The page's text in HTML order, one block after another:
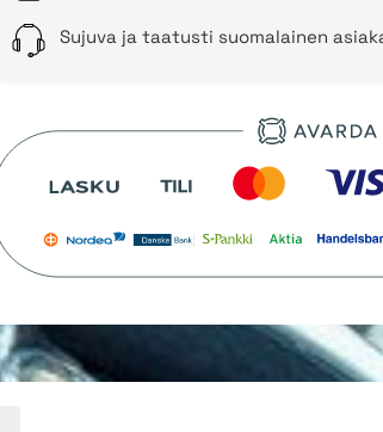
Sujuva ja taatusti suomalainen